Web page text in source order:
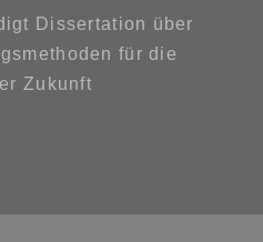
Dissertation über
für die
Zukunft